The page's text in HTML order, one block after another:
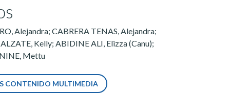
Alejandra; CABRERA TENAS, Alejandra;
Kelly; ABIDINE ALI, Elizza (Canu);
Mettu
CONTENIDO MULTIMEDIA